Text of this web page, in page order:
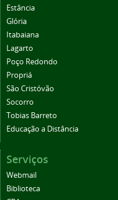
Estância
Glória
Itabaiana
Lagarto
Poço Redondo
Propriá
São Cristóvão
Socorro
Tobias Barreto
Educação a Distância
Serviços
Webmail
Biblioteca